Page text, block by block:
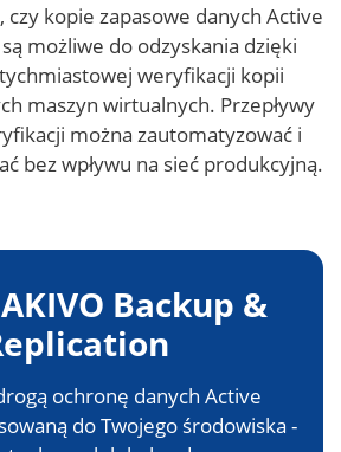
kopie zapasowe danych Active
możliwe do odzyskania dzięki
weryfikacji kopii
maszyn wirtualnych. Przepływy
można zautomatyzować i
bez wpływu na sieć produkcyjną.
Backup &
ochronę danych Active
do Twojego środowiska -